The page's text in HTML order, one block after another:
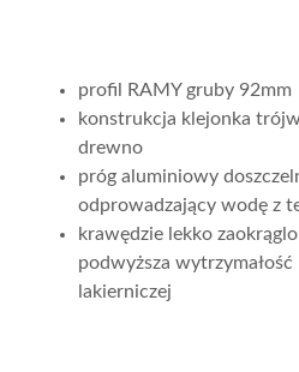
profil RAMY gruby 92mm
konstrukcja klejonka
drewno
próg aluminiowy
odprowadzający wodę z
krawędzie lekko
podwyższa
lakierniczej